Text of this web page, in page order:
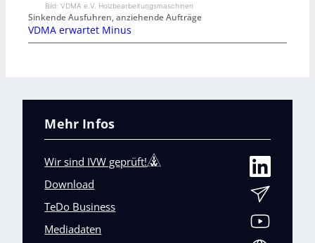
Bild: VDMA e.V. Holzbearbeitungsmaschinen
Sinkende Ausfuhren, anziehende Aufträge
VDMA erwartet Minus
Mehr Infos
Wir sind IVW geprüft!
Download
TeDo Business
Mediadaten